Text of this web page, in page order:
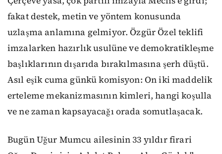
fakat destek, metin ve yöntem konusunda
uzlaşma anlamına gelmiyor. Özgür Özel teklifi
imzalarken hazırlık usulüne ve demokratikleşme
başlıklarının dışarıda bırakılmasına şerh düştü.
Asıl eşik cuma günkü komisyon: On iki maddelik
erteleme mekanizmasının kimleri, hangi koşulla
ve ne zaman kapsayacağı orada somutlaşacak.
Bugün Uğur Mumcu ailesinin 33 yıldır firari